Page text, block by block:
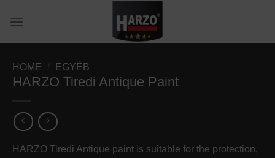
HOME EGYÉB
HARZO Tiredi Antique Paint
HARZO Tiredi Antique paint is suitable for the protection,